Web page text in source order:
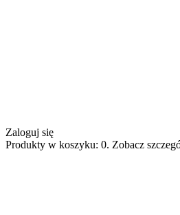
Zaloguj się
Produkty w koszyku: 0. Zobacz